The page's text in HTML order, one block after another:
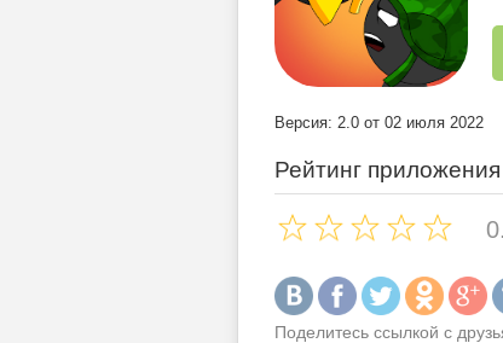
Версия: 2.0 от 02 июля 2022
Рейтинг приложения
Поделитесь ссылкой с